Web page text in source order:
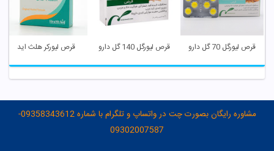
قرص لیورگل 70 گل دارو قرص لیورگل 140 گل دارو قرص لیورکر هلث اید
مشاوره رایگان بصورت چت در واتساپ و تلگرام با شماره 09358343612-
09302007587